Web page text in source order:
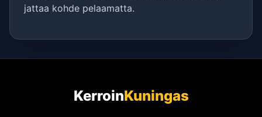
jattaa kohde pelaamatta.
KerroinKuningas